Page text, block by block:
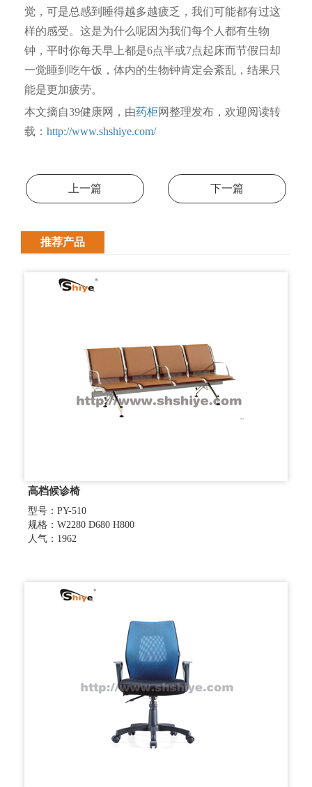
觉，可是总感到睡得越多越疲乏，我们可能都有过这
样的感受。这是为什么呢因为我们每个人都有生物
钟，平时你每天早上都是6点半或7点起床而节假日却
一觉睡到吃午饭，体内的生物钟肯定会紊乱，结果只
能是更加疲劳。
本文摘自39健康网，由药柜网整理发布，欢迎阅读转
载： http://www.shshiye.com/
上一篇 下一篇
推荐产品
高档候诊椅
型号：PY-510
规格：W2280 D680 H800
人气：1962